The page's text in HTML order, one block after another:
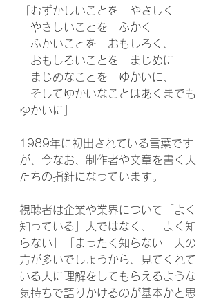
「むずかしいことを　やさしく
やさしいことを　ふかく
ふかいことを　おもしろく、
おもしろいことを　まじめに
まじめなことを　ゆかいに、
そしてゆかいなことはあくまでも
ゆかいに」
1989年に初出されている言葉です
が、今なお、制作者や文章を書く人
たちの指針になっています。
視聴者は企業や業界について「よく
知っている」人ではなく、「よく知
らない」「まったく知らない」人の
方が多いでしょうから、見てくれて
いる人に理解をしてもらえるような
気持ちで語りかけるのが基本かと思